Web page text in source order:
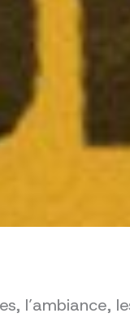
l’ambiance,